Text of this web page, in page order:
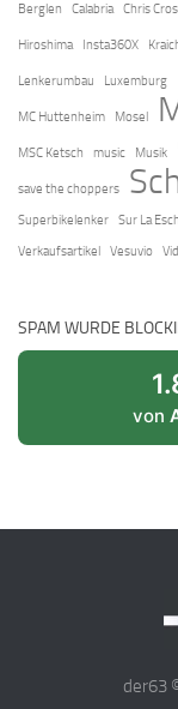
Berglen
Calabria Chris
Hiroshima Insta360X
Lenkerumbau Luxemburg
MC Huttenheim Mosel
MSC Ketsch music Musik
save the choppers
Superbikelenker
Sur La Esch
Verkaufsartikel
Vesuvio
SPAM WURDE
von
der63